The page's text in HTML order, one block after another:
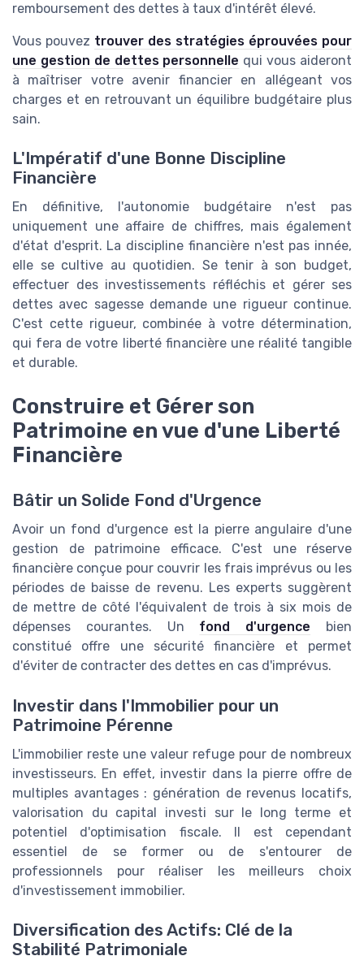
remboursement des dettes à taux d'intérêt élevé.
Vous pouvez trouver des stratégies éprouvées pour
une gestion de dettes personnelle qui vous aideront
à maîtriser votre avenir financier en allégeant vos
charges et en retrouvant un équilibre budgétaire plus
sain.
L'Impératif d'une Bonne Discipline
Financière
En définitive, l'autonomie budgétaire n'est pas
uniquement une affaire de chiffres, mais également
d'état d'esprit. La discipline financière n'est pas innée,
elle se cultive au quotidien. Se tenir à son budget,
effectuer des investissements réfléchis et gérer ses
dettes avec sagesse demande une rigueur continue.
C'est cette rigueur, combinée à votre détermination,
qui fera de votre liberté financière une réalité tangible
et durable.
Construire et Gérer son
Patrimoine en vue d'une Liberté
Financière
Bâtir un Solide Fond d'Urgence
Avoir un fond d'urgence est la pierre angulaire d'une
gestion de patrimoine efficace. C'est une réserve
financière conçue pour couvrir les frais imprévus ou les
périodes de baisse de revenu. Les experts suggèrent
de mettre de côté l'équivalent de trois à six mois de
dépenses courantes. Un fond d'urgence bien
constitué offre une sécurité financière et permet
d'éviter de contracter des dettes en cas d'imprévus.
Investir dans l'Immobilier pour un
Patrimoine Pérenne
L'immobilier reste une valeur refuge pour de nombreux
investisseurs. En effet, investir dans la pierre offre de
multiples avantages : génération de revenus locatifs,
valorisation du capital investi sur le long terme et
potentiel d'optimisation fiscale. Il est cependant
essentiel de se former ou de s'entourer de
professionnels pour réaliser les meilleurs choix
d'investissement immobilier.
Diversification des Actifs: Clé de la
Stabilité Patrimoniale